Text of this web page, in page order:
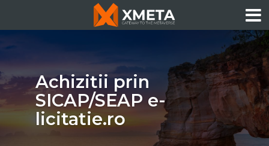
Achizitii prin
SICAP/SEAP e-
licitatie.ro